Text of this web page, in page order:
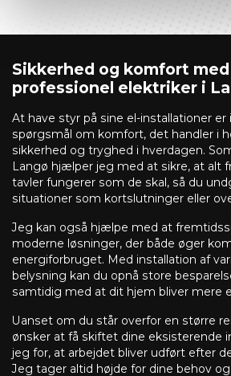
Sikkerhed og komfort
professionel elektriker i
At have styr på sine el-installationer er
spørgsmål om komfort, det handler i
sikkerhed og tryghed i hverdagen.
Langø hjælper jeg med at sikre, at alt
tavler fungerer som de skal, så du
situationer som kortslutninger eller
Jeg kan også hjælpe med at
moderne løsninger, der både øger
energiforbruget. Med installation af
belysning kan du opnå store
samtidig med at dit hjem bliver mere
Uanset om du står overfor en større
ønsker at få skiftet dine eksisterende
jeg for, at arbejdet bliver udført efter
Jeg tager altid højde for dine behov